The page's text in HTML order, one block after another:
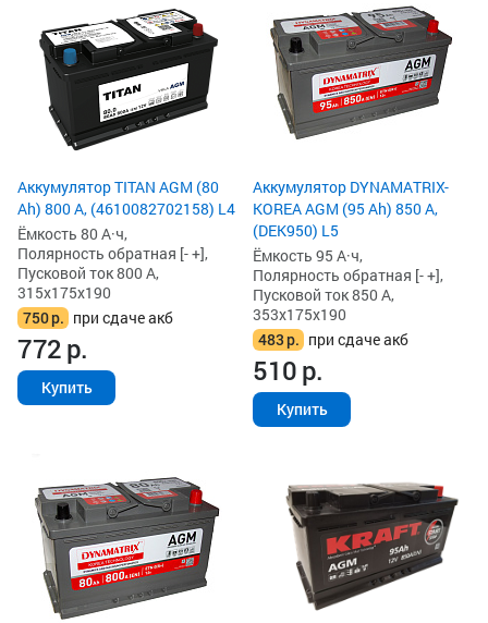
Аккумулятор TITAN AGM (80
Ah) 800 А, (4610082702158) L4
Ёмкость 80 А·ч,
Полярность обратная [- +],
Пусковой ток 800 А,
315x175x190
750р. при сдаче акб
772р.
Купить
Аккумулятор DYNAMATRIX-
KOREA AGM (95 Ah) 850 А,
(DEK950) L5
Ёмкость 95 А·ч,
Полярность обратная [- +],
Пусковой ток 850 А,
353x175x190
483р. при сдаче акб
510р.
Купить